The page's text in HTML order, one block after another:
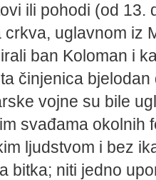
ili pohodi (od 13.
uglavnom iz
ban Koloman i
činjenica
vojne su bile
svađama okolnih
ljudstvom i bez
bitka; niti jedno